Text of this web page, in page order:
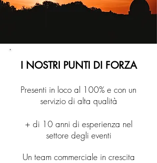
I NOSTRI PUNTI DI FORZA
Presenti in loco al 100% e con un
servizio di alta qualità
+ di 10 anni di esperienza nel
settore degli eventi
Un team commerciale in crescita